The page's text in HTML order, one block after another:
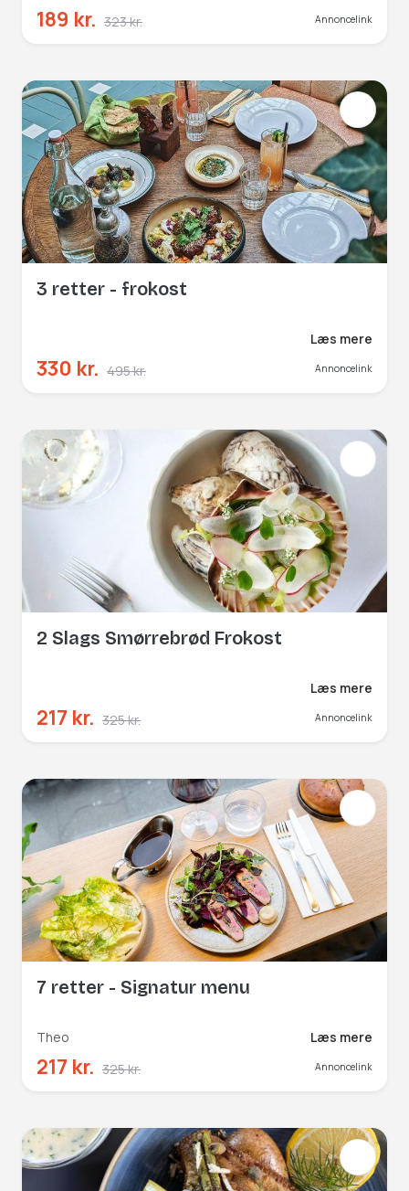
189 kr. 323 kr. Annoncelink
3 retter - frokost
Læs mere
330 kr. 495 kr. Annoncelink
2 Slags Smørrebrød Frokost
Læs mere
217 kr. 325 kr. Annoncelink
7 retter - Signatur menu
Theo Læs mere
217 kr. 325 kr. Annoncelink